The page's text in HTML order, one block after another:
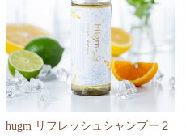
hugm リフレッシュシャンプー２